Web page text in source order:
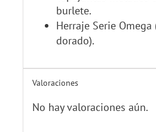
burlete.
Herraje Serie
dorado).
Valoraciones
No hay valoraciones aún.